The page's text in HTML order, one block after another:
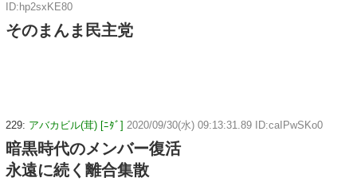
ID:hp2sxKE80
そのまんま民主党
229: アバカビル(茸) [ﾆﾀﾞ] 2020/09/30(水) 09:13:31.89 ID:caIPwSKo0
暗黒時代のメンバー復活
永遠に続く離合集散